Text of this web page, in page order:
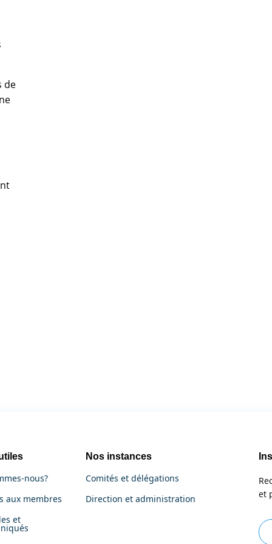
de
et
nous?
aux membres
et
Nos instances
Comités et délégations
Direction et administration